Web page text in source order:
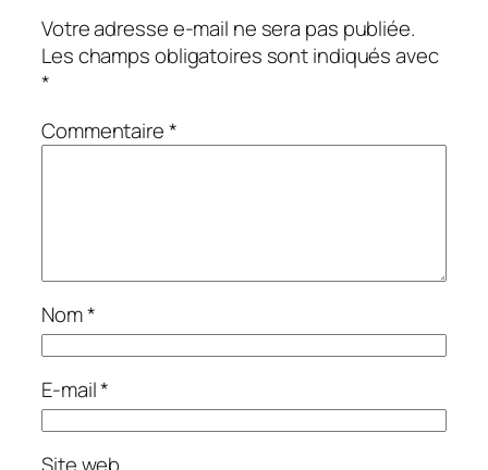
Votre adresse e-mail ne sera pas publiée.
Les champs obligatoires sont indiqués avec
*
Commentaire*
Nom*
E-mail*